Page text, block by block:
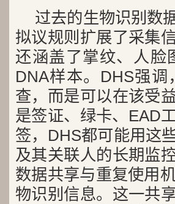
过去的生物识别数
拟议规则扩展了采集
还涵盖了掌纹、人脸
DNA样本。DHS强
查，而是可以在该受
是签证、绿卡、EAD
签，DHS都可能用这
及其关联人的长期监
数据共享与重复使用
物识别信息。这一共